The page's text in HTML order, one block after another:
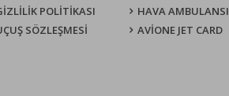
POLİTİKASI
SÖZLEŞMESI
HAVA AMBULANSI
AVİONE JET CARD